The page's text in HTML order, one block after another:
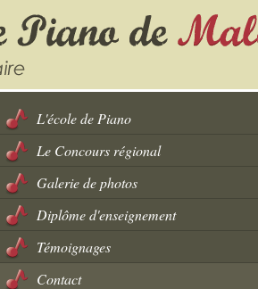
L'école de Piano
Le Concours régional
Galerie de photos
Diplôme d'enseignement
Témoignages
Contact